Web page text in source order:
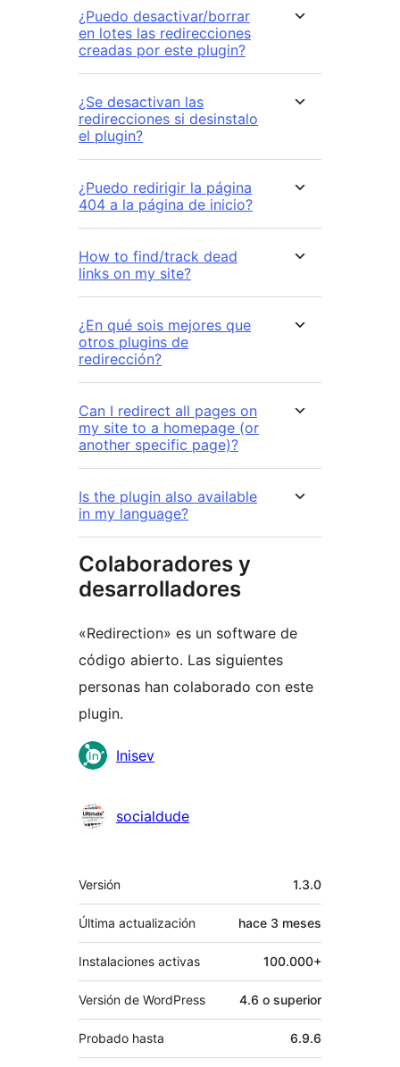
¿Puedo desactivar/borrar
en lotes las redirecciones
creadas por este plugin?
¿Se desactivan las
redirecciones si desinstalo
el plugin?
¿Puedo redirigir la página
404 a la página de inicio?
How to find/track dead
links on my site?
¿En qué sois mejores que
otros plugins de
redirección?
Can I redirect all pages on
my site to a homepage (or
another specific page)?
Is the plugin also available
in my language?
Colaboradores y
desarrolladores
«Redirection» es un software de
código abierto. Las siguientes
personas han colaborado con este
plugin.
Colaboradores
Inisev
socialdude
Meta
Versión 1.3.0
Última actualización hace 3 meses
Instalaciones activas 100.000+
Versión de WordPress 4.6 o superior
Probado hasta 6.9.6